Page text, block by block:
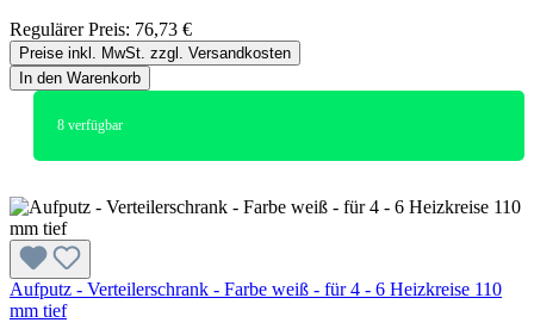
Regulärer Preis: 76,73 €
Preise inkl. MwSt. zzgl. Versandkosten
In den Warenkorb
8 verfügbar
Aufputz - Verteilerschrank - Farbe weiß - für 4 - 6 Heizkreise 110
mm tief